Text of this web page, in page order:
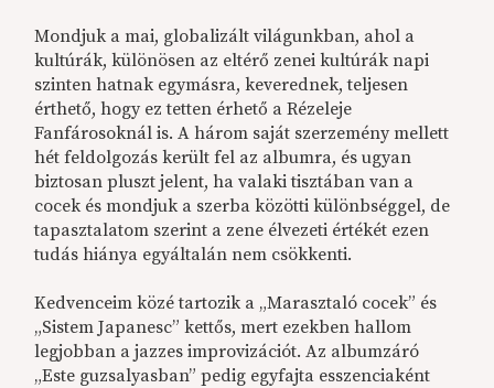
Mondjuk a mai, globalizált világunkban, ahol a
kultúrák, különösen az eltérő zenei kultúrák napi
szinten hatnak egymásra, keverednek, teljesen
érthető, hogy ez tetten érhető a Rézeleje
Fanfárosoknál is. A három saját szerzemény mellett
hét feldolgozás került fel az albumra, és ugyan
biztosan pluszt jelent, ha valaki tisztában van a
cocek és mondjuk a szerba közötti különbséggel, de
tapasztalatom szerint a zene élvezeti értékét ezen
tudás hiánya egyáltalán nem csökkenti.
Kedvenceim közé tartozik a „Marasztaló cocek” és
„Sistem Japanesc” kettős, mert ezekben hallom
legjobban a jazzes improvizációt. Az albumzáró
„Este guzsalyasban” pedig egyfajta esszenciaként